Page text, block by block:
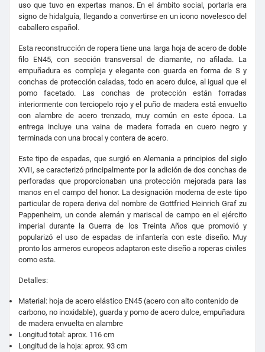
uso que tuvo en expertas manos. En el ámbito social, portarla era
signo de hidalguía, llegando a convertirse en un icono novelesco del
caballero español.
Esta reconstrucción de ropera tiene una larga hoja de acero de doble
filo EN45, con sección transversal de diamante, no afilada. La
empuñadura es compleja y elegante con guarda en forma de S y
conchas de protección caladas, todo en acero dulce, al igual que el
pomo facetado. Las conchas de protección están forradas
interiormente con terciopelo rojo y el puño de madera está envuelto
con alambre de acero trenzado, muy común en este época. La
entrega incluye una vaina de madera forrada en cuero negro y
terminada con una brocal y contera de acero.
Este tipo de espadas, que surgió en Alemania a principios del siglo
XVII, se caracterizó principalmente por la adición de dos conchas de
perforadas que proporcionaban una protección mejorada para las
manos en el campo del honor. La designación moderna de este tipo
particular de ropera deriva del nombre de Gottfried Heinrich Graf zu
Pappenheim, un conde alemán y mariscal de campo en el ejército
imperial durante la Guerra de los Treinta Años que promovió y
popularizó el uso de espadas de infantería con este diseño. Muy
pronto los armeros europeos adaptaron este diseño a roperas civiles
como esta.
Detalles:
Material: hoja de acero elástico EN45 (acero con alto contenido de
carbono, no inoxidable), guarda y pomo de acero dulce, empuñadura
de madera envuelta en alambre
Longitud total: aprox. 116 cm
Longitud de la hoja: aprox. 93 cm